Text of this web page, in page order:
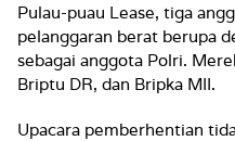
Pulau-puau Lease, tiga
pelanggaran berat berupa
sebagai anggota Polri.
Briptu DR, dan Bripka MII.
Upacara pemberhentian